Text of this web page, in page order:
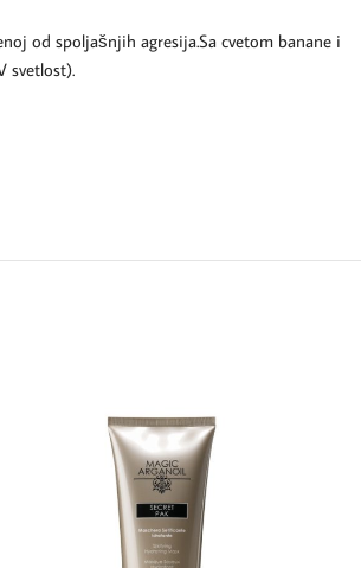
od spoljašnjih agresija.Sa cvetom banane i
svetlost).